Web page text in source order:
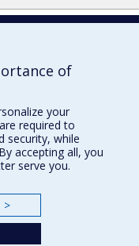
of
your
required to
security, while
accepting all, you
serve you.
>